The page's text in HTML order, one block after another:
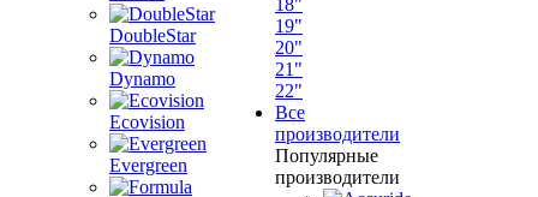
DoubleStar
Dynamo
Ecovision
Evergreen
18"
19"
20"
21"
22"
Все
производители
Популярные
производители